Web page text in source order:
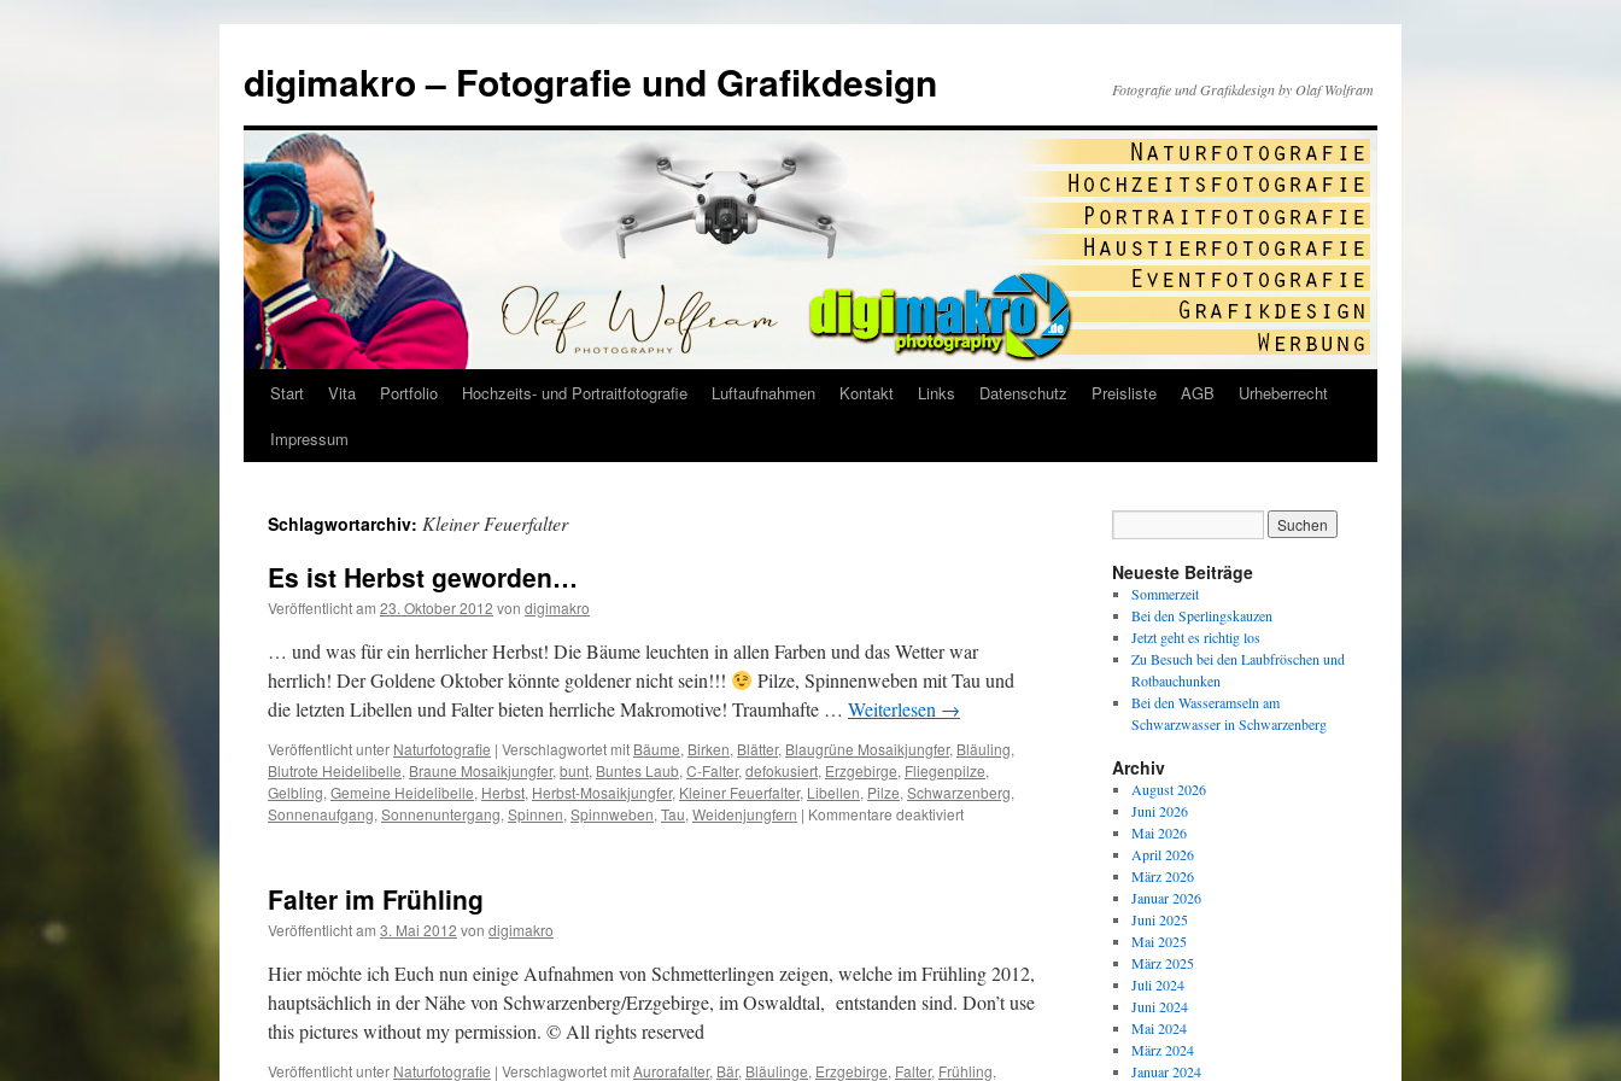
springen
digimakro – Fotografie und Grafikdesign Fotografie und Grafikdesign by Olaf Wolfram
Start Vita Portfolio Hochzeits- und Portraitfotografie Luftaufnahmen Kontakt Links Datenschutz Preisliste AGB
Urheberrecht
Impressum
Schlagwortarchiv: Kleiner Feuerfalter
Es ist Herbst geworden…
Veröffentlicht am 23. Oktober 2012 von digimakro
… und was für ein herrlicher Herbst! Die Bäume leuchten in allen Farben und das Wetter war
herrlich! Der Goldene Oktober könnte goldener nicht sein!!!
Pilze, Spinnenweben mit Tau und
die letzten Libellen und Falter bieten herrliche Makromotive! Traumhafte … Weiterlesen →
Veröffentlicht unter Naturfotografie | Verschlagwortet mit Bäume, Birken, Blätter, Blaugrüne Mosaikjungfer, Bläuling,
Blutrote Heidelibelle, Braune Mosaikjungfer, bunt, Buntes Laub, C-Falter, defokusiert, Erzgebirge, Fliegenpilze,
Gelbling, Gemeine Heidelibelle, Herbst, Herbst-Mosaikjungfer, Kleiner Feuerfalter, Libellen, Pilze, Schwarzenberg,
Sonnenaufgang, Sonnenuntergang, Spinnen, Spinnweben, Tau, Weidenjungfern | Kommentare deaktiviertfür
Falter im Frühling
Veröffentlicht am 3. Mai 2012 von digimakro
Hier möchte ich Euch nun einige Aufnahmen von Schmetterlingen zeigen, welche im Frühling 2012,
hauptsächlich in der Nähe von Schwarzenberg/Erzgebirge, im Oswaldtal, entstanden sind. Don’t use
this pictures without my permission. © All rights reserved
Veröffentlicht unter Naturfotografie | Verschlagwortet mitAurorafalter, Bär, Bläulinge, Erzgebirge, Falter, Frühling,
Neueste Beiträge
Sommerzeit
Bei den Sperlingskauzen
Jetzt geht es richtig los
Zu Besuch bei den Laubfröschen und
Rotbauchunken
Bei den Wasseramseln am
Schwarzwasser in Schwarzenberg
Archiv
August 2026
Juni 2026
Mai 2026
April 2026
März 2026
Januar 2026
Juni 2025
Mai 2025
März 2025
Juli 2024
Juni 2024
Mai 2024
März 2024
Januar 2024